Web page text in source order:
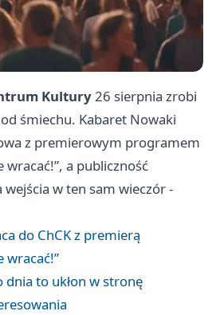
Kultury26 sierpnia zrobi
śmiechu. Kabaret Nowaki
z premierowym programem
a publiczność
w ten sam wieczór -
do ChCK z premierą
wracać!”
dnia to ukłon w stronę